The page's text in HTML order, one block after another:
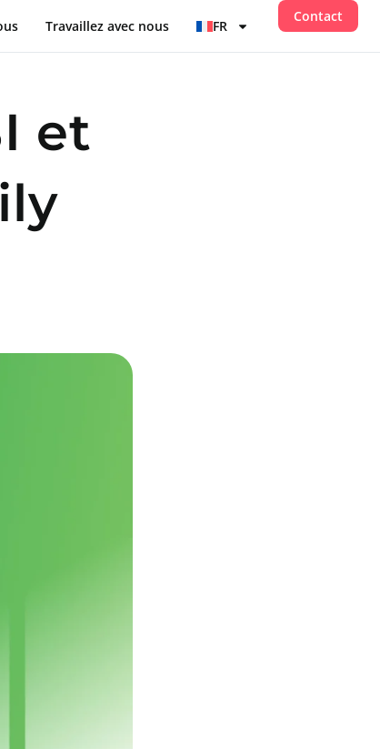
Travaillez avec nous FR
Contact
et